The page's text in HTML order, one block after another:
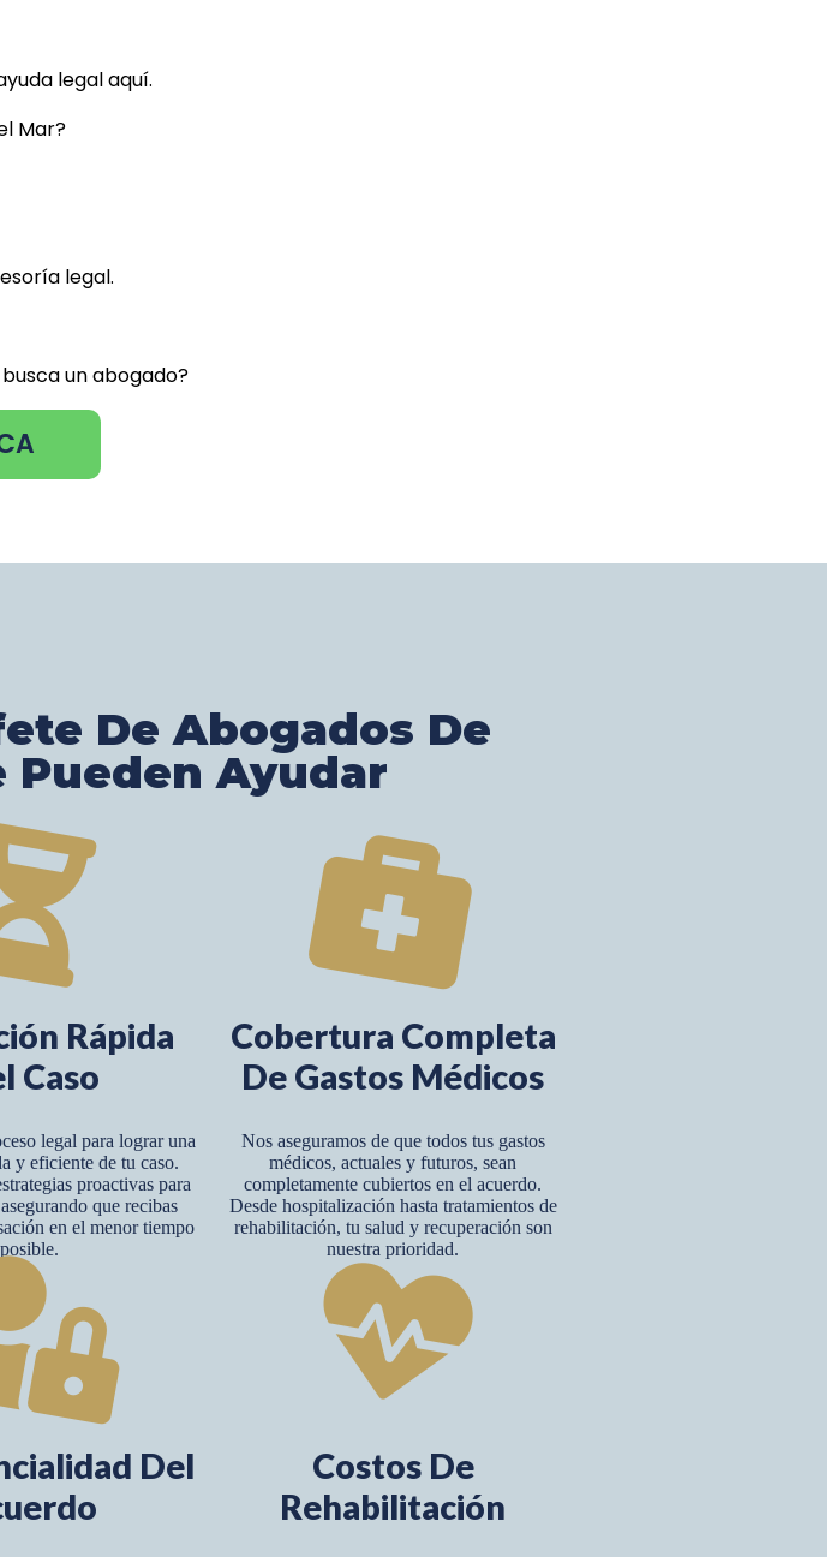
legal aquí.
Mar?
legal.
un abogado?
De Abogados De
Pueden Ayudar
Rápida
Caso
legal para lograr una
y eficiente de tu caso.
proactivas para
que recibas
en el menor tiempo
posible.
Del
Cobertura Completa
De Gastos Médicos
Nos aseguramos de que todos tus gastos
médicos, actuales y futuros, sean
completamente cubiertos en el acuerdo.
Desde hospitalización hasta tratamientos de
rehabilitación, tu salud y recuperación son
nuestra prioridad.
Costos De
Rehabilitación